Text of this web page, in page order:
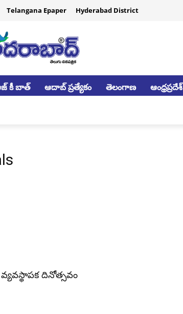
Telangana Epaper Hyderabad District
కీ బాత్ ఆదాబ్ ప్రత్యేకం తెలంగాణ ఆంధ్రప్రదేశ్
వ్యవస్థాపక దినోత్సవం